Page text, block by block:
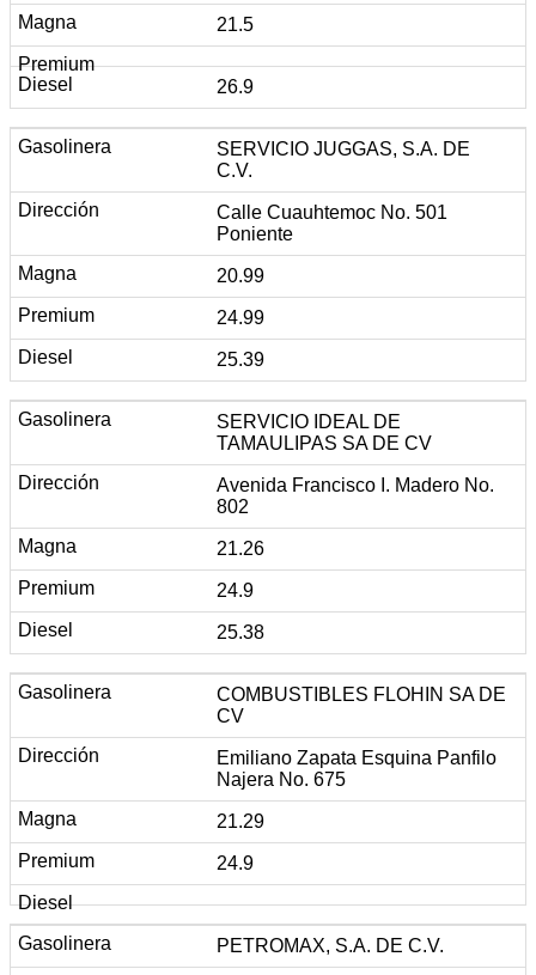
21.5
26.9
SERVICIO JUGGAS, S.A. DE
C.V.
Calle Cuauhtemoc No. 501
Poniente
20.99
24.99
25.39
SERVICIO IDEAL DE
TAMAULIPAS SA DE CV
Avenida Francisco I. Madero No.
802
21.26
24.9
25.38
COMBUSTIBLES FLOHIN SA DE
CV
Emiliano Zapata Esquina Panfilo
Najera No. 675
21.29
24.9
PETROMAX, S.A. DE C.V.